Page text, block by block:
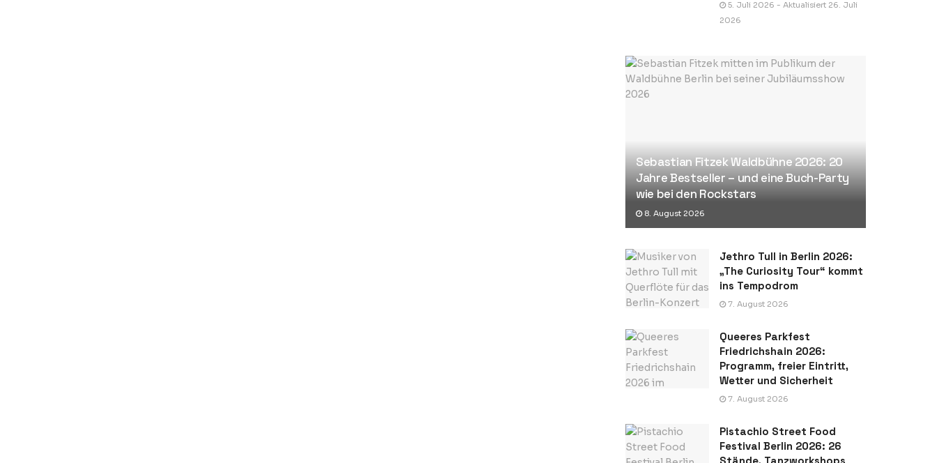
5. Juli 2026 - Aktualisiert 26. Juli
2026
Sebastian Fitzek Waldbühne 2026: 20
Jahre Bestseller – und eine Buch-Party
wie bei den Rockstars
8. August 2026
Jethro Tull in Berlin 2026:
„The Curiosity Tour“ kommt
ins Tempodrom
7. August 2026
Queeres Parkfest
Friedrichshain 2026:
Programm, freier Eintritt,
Wetter und Sicherheit
7. August 2026
Pistachio Street Food
Festival Berlin 2026: 26
Stände, Tanzworkshops